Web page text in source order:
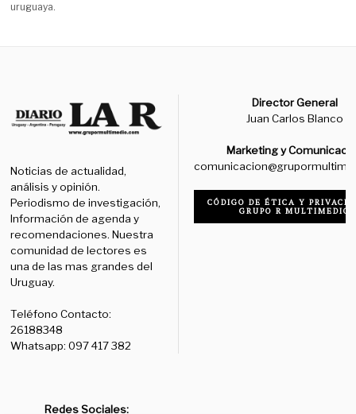
uruguaya.
Noticias de actualidad,
análisis y opinión.
Periodismo de investigación,
Información de agenda y
recomendaciones. Nuestra
comunidad de lectores es
una de las mas grandes del
Uruguay.
Teléfono Contacto:
26188348
Whatsapp: 097 417 382
Director General
Juan Carlos Blanco
Marketing y
CÓDIGO DE ÉTICA Y
GRUPO R MULTIMEDIO
Redes Sociales: